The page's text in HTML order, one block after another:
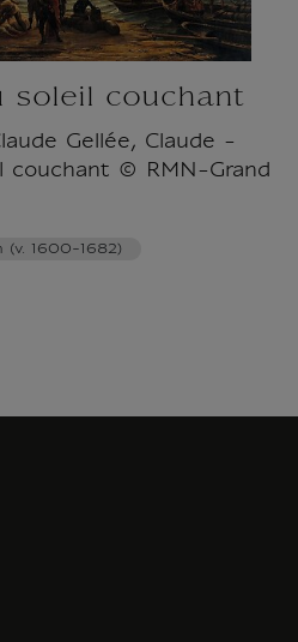
soleil couchant
Gellée, Claude -
couchant © RMN-Grand
(v. 1600-1682)